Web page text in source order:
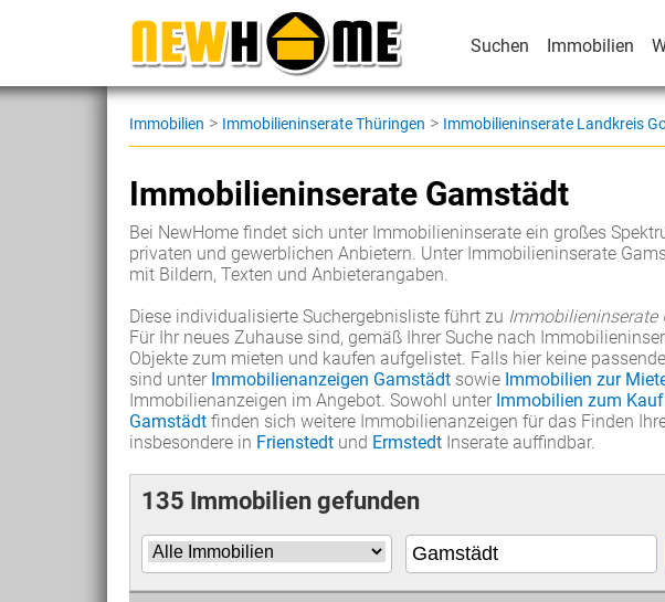
Suchen Immobilien
Immobilien > Immobilieninserate Thüringen > Immobilieninserate Landkreis
Immobilieninserate Gamstädt
Bei NewHome findet sich unter Immobilieninserate ein großes
privaten und gewerblichen Anbietern. Unter Immobilieninserate
mit Bildern, Texten und Anbieterangaben.
Diese individualisierte Suchergebnisliste führt zu Immobilieninserate
Für Ihr neues Zuhause sind, gemäß Ihrer Suche nach
Objekte zum mieten und kaufen aufgelistet. Falls hier keine
sind unter Immobilienanzeigen Gamstädt sowie Immobilien zur
Immobilienanzeigen im Angebot. Sowohl unter Immobilien zum
Gamstädt finden sich weitere Immobilienanzeigen für das Finden
insbesondere in Frienstedt und Ermstedt Inserate auffindbar.
135 Immobilien gefunden